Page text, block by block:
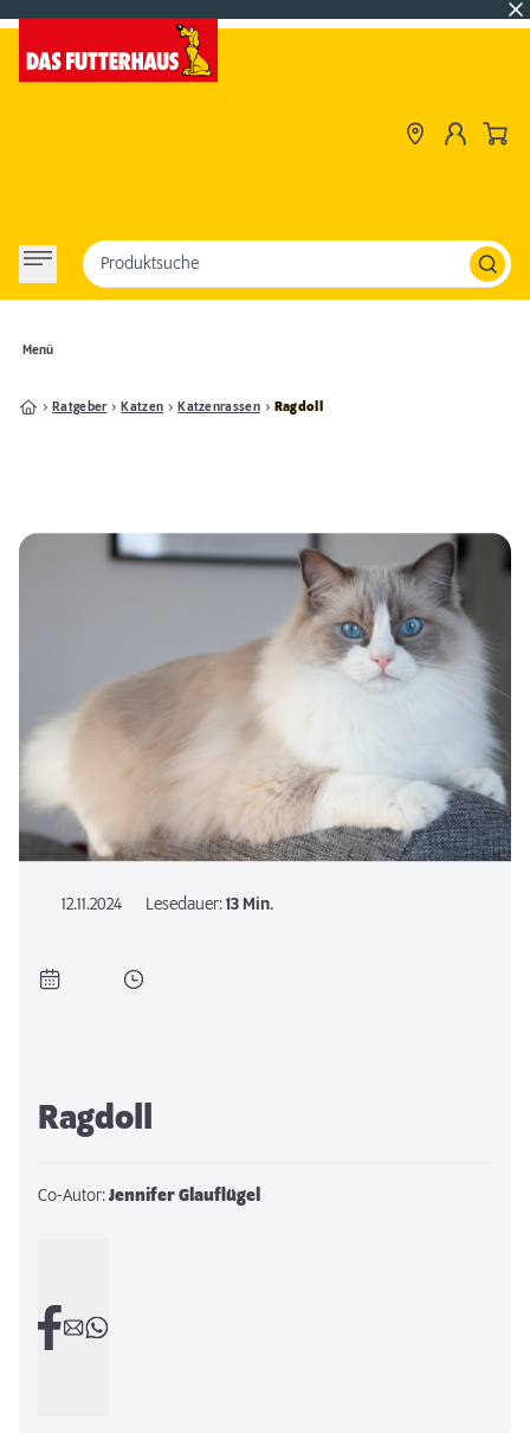
Menü
Produktsuche
Ratgeber Katzen Katzenrassen Ragdoll
12.11.2024 Lesedauer:13 Min.
Ragdoll
Co-Autor:Jennifer Glauflügel